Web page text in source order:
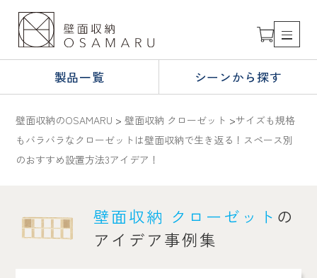
製品一覧 シーンから探す
壁面収納のOSAMARU >壁面収納 クローゼット >サイズも規格
もバラバラなクローゼットは壁面収納で生き返る！スペース別
のおすすめ設置方法3アイデア！
壁面収納 クローゼット の
アイデア事例集